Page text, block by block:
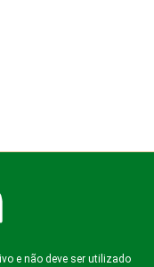
e não deve ser utilizado